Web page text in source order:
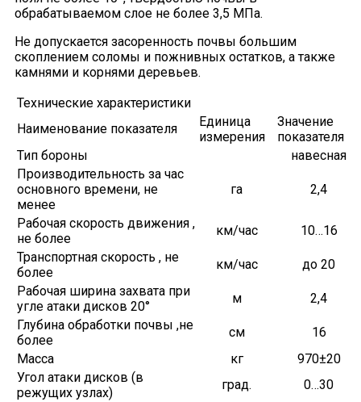
обрабатываемом слое не более 3,5 МПа.
Не допускается засоренность почвы большим
скоплением соломы и пожнивных остатков, а также
камнями и корнями деревьев.
Технические характеристики
Наименование показателя
Единица
измерения
Значение
показателя
Тип бороны
навесная
Производительность за час
основного времени, не
менее
га 2,4
Рабочая скорость движения ,
не более
км/час
10…16
Транспортная скорость , не
более
км/час
до 20
Рабочая ширина захвата при
угле атаки дисков 20°
м
2,4
Глубина обработки почвы ,не
более
см
16
Масса
кг
970±20
Угол атаки дисков (в
режущих узлах)
град.
0…30